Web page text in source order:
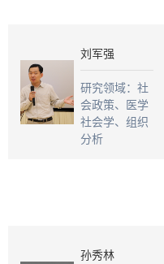
刘军强
研究领域：社
会政策、医学
社会学、组织
分析
孙秀林